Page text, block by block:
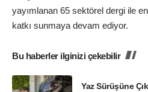
yayımlanan 65 sektörel dergi ile
katkı sunmaya devam ediyor.
Bu haberler ilginizi çekebilir
Yaz Sürüşüne